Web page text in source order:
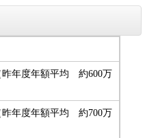
年度年額平均 約600万
年度年額平均 約700万